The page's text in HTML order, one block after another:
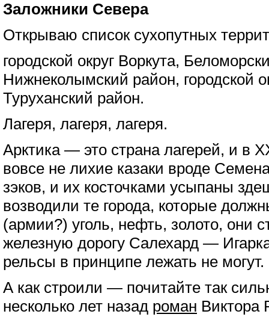
Заложники Севера
Открываю список сухопутных
городской округ Воркута,
Нижнеколымский район, городской
Туруханский район.
Лагеря, лагеря, лагеря.
Арктика — это страна лагерей, и в
вовсе не лихие казаки вроде
зэков, и их косточками усыпаны
возводили те города, которые
(армии?) уголь, нефть, золото, они
железную дорогу Салехард —
рельсы в принципе лежать не могут.
А как строили — почитайте так
несколько лет назад роман Виктора